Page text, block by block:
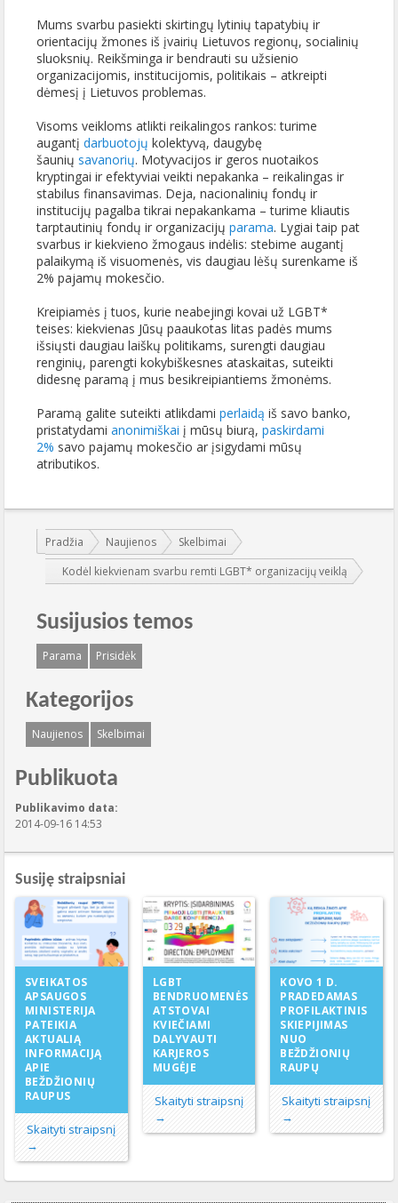
Mums svarbu pasiekti skirtingų lytinių tapatybių ir
orientacijų žmones iš įvairių Lietuvos regionų, socialinių
sluoksnių. Reikšminga ir bendrauti su užsienio
organizacijomis, institucijomis, politikais – atkreipti
dėmesį į Lietuvos problemas.
Visoms veikloms atlikti reikalingos rankos: turime
augantį darbuotojų kolektyvą, daugybę
šaunių savanorių. Motyvacijos ir geros nuotaikos
kryptingai ir efektyviai veikti nepakanka – reikalingas ir
stabilus finansavimas. Deja, nacionalinių fondų ir
institucijų pagalba tikrai nepakankama – turime kliautis
tarptautinių fondų ir organizacijų parama. Lygiai taip pat
svarbus ir kiekvieno žmogaus indėlis: stebime augantį
palaikymą iš visuomenės, vis daugiau lėšų surenkame iš
2% pajamų mokesčio.
Kreipiamės į tuos, kurie neabejingi kovai už LGBT*
teises: kiekvienas Jūsų paaukotas litas padės mums
išsiųsti daugiau laiškų politikams, surengti daugiau
renginių, parengti kokybiškesnes ataskaitas, suteikti
didesnę paramą į mus besikreipiantiems žmonėms.
Paramą galite suteikti atlikdami perlaidą iš savo banko,
pristatydami anonimiškai į mūsų biurą, paskirdami
2% savo pajamų mokesčio ar įsigydami mūsų
atributikos.
Jūs esate čia:
Pradžia Naujienos
Skelbimai
Kodėl kiekvienam svarbu remti LGBT* organizacijų veiklą
Susijusios temos
Parama Prisidėk
Kategorijos
Naujienos Skelbimai
Publikuota
Publikavimo data:
2014-09-16 14:53
Susiję straipsniai
SVEIKATOS
APSAUGOS
MINISTERIJA
PATEIKIA
AKTUALIĄ
INFORMACIJĄ
APIE
BEŽDŽIONIŲ
RAUPUS
Skaityti straipsnį
→
LGBT
BENDRUOMENĖS
ATSTOVAI
KVIEČIAMI
DALYVAUTI
KARJEROS
MUGĖJE
Skaityti straipsnį
→
KOVO 1 D.
PRADEDAMAS
PROFILAKTINIS
SKIEPIJIMAS
NUO
BEŽDŽIONIŲ
RAUPŲ
Skaityti straipsnį
→